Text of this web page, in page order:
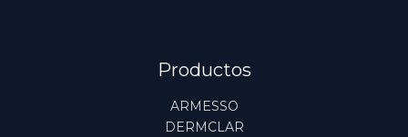
Productos
ARMESSO
DERMCLAR